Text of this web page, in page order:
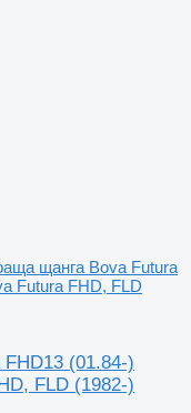
щанга Bova Futura
Futura FHD, FLD
(01.84-)
FLD (1982-)